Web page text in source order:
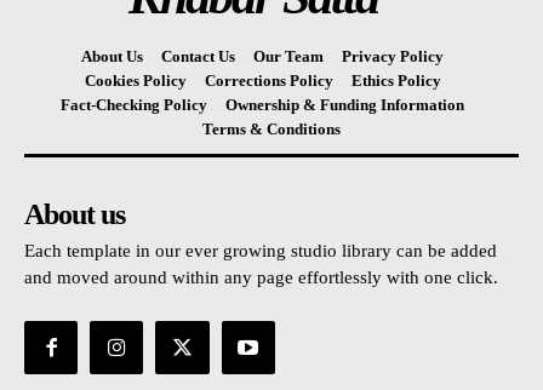
About Us Contact Us Our Team
Privacy Policy
Cookies Policy
Corrections Policy
Ethics Policy
Fact-Checking Policy
Ownership & Funding Information
Terms & Conditions
About us
Each template in our ever growing studio library can be added
and moved around within any page effortlessly with one click.